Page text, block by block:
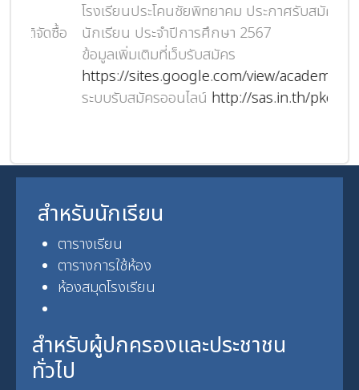
โรงเรียนประโคนชัยพิทยาคม ประกาศรับสมัคร
นักเรียน ประจำปีการศึกษา 2567
ข้อมูลเพิ่มเติมที่เว็บรับสมัคร
https://sites.google.com/view/academicpkc/
ระบบรับสมัครออนไลน์http://sas.in.th/pkc
สำหรับนักเรียน
ตารางเรียน
ตารางการใช้ห้อง
ห้องสมุดโรงเรียน
สำหรับผู้ปกครองและประชาชน
ทั่วไป